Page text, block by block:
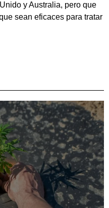
y Australia, pero que
sean eficaces para tratar